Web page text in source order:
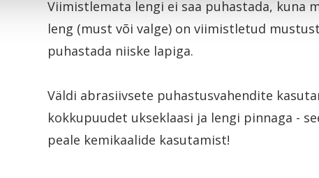
Viimistlemata lengi ei saa puhastada, kuna
leng (must või valge) on viimistletud
puhastada niiske lapiga.
Väldi abrasiivsete puhastusvahendite
kokkupuudet ukseklaasi ja lengi pinnaga -
peale kemikaalide kasutamist!